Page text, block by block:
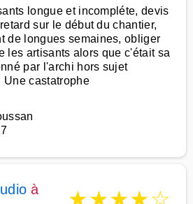
longue et incompléte, devis
sur le début du chantier,
de longues semaines, obliger
les artisants alors que c'était sa
par l'archi hors sujet
Une castatrophe
à